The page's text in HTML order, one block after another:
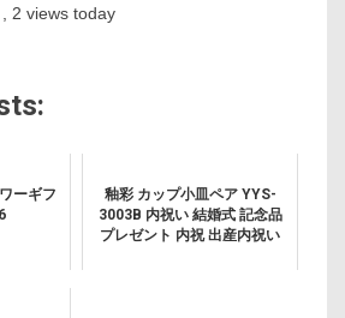
, 2 views today
ーギフ
釉彩 カップ小皿ペア YYS-
3003B 内祝い 結婚式 記念品
プレゼント 内祝 出産内祝い